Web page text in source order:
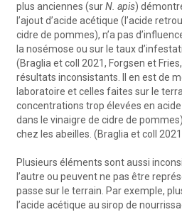
plus anciennes (surN. apis)
l’ajout d’acide acétique (l’acide
cidre de pommes), n’a pas
la nosémose ou sur le taux
(Braglia et coll 2021, Forgsen et
résultats inconsistants. Il en est de
laboratoire et celles faites sur le
concentrations trop élevées en
dans le vinaigre de cidre de
chez les abeilles. (Braglia et coll
Plusieurs éléments sont aussi
l’autre ou peuvent ne pas être
passe sur le terrain. Par exemple,
l’acide acétique au sirop de